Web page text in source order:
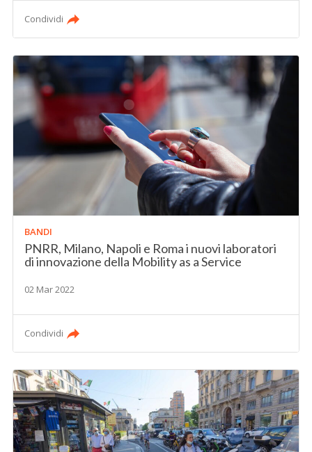
Condividi
BANDI
PNRR, Milano, Napoli e Roma i nuovi laboratori
di innovazione della Mobility as a Service
02 Mar 2022
Condividi